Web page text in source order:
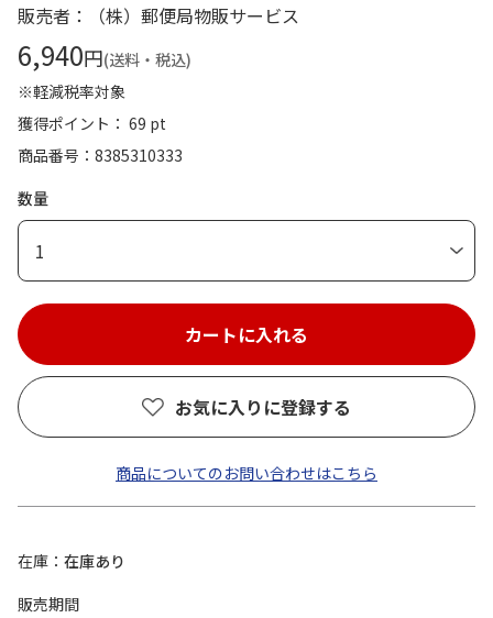
販売者：（株）郵便局物販サービス
6,940円(送料・税込)
※軽減税率対象
獲得ポイント： 69 pt
商品番号
8385310333
数量
1
お気に入りに登録する
商品についてのお問い合わせはこちら
在庫
在庫あり
販売期間